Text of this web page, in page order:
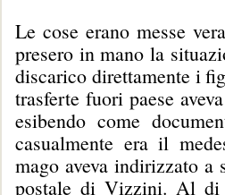
Le cose erano messe
presero in mano la
discarico direttamente i
trasferte fuori paese
esibendo come
casualmente era il
mago aveva indirizzato a
postale di Vizzini. Al di